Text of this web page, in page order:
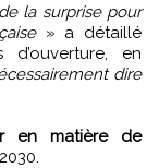
la surprise pour
» a détaillé
en
dire
en matière de